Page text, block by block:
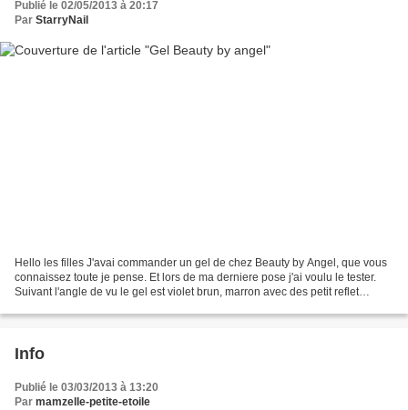
Publié le 02/05/2013 à 20:17
Par StarryNail
Hello les filles J'avai commander un gel de chez Beauty by Angel, que vous
connaissez toute je pense. Et lors de ma derniere pose j'ai voulu le tester.
Suivant l'angle de vu le gel est violet brun, marron avec des petit reflet
Info
Publié le 03/03/2013 à 13:20
Par mamzelle-petite-etoile